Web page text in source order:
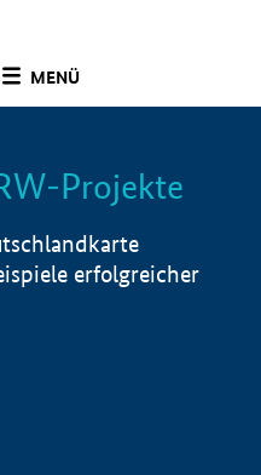
MENÜ
Info
Projekte
erfolgreicher